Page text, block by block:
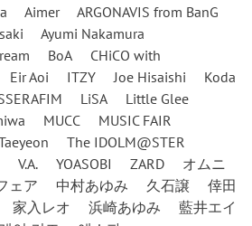
Aimer
ARGONAVIS from BanG
Ayumi Nakamura
BoA
CHiCO with
Eir Aoi ITZY Joe Hisaishi
Koda
LiSA
Little Glee
MUCC
MUSIC FAIR
The IDOLM@STER
V.A. YOASOBI ZARD
オムニ
ェア 中村あゆみ 久石譲
倖田
家入レオ 浜崎あゆみ
藍井エイ